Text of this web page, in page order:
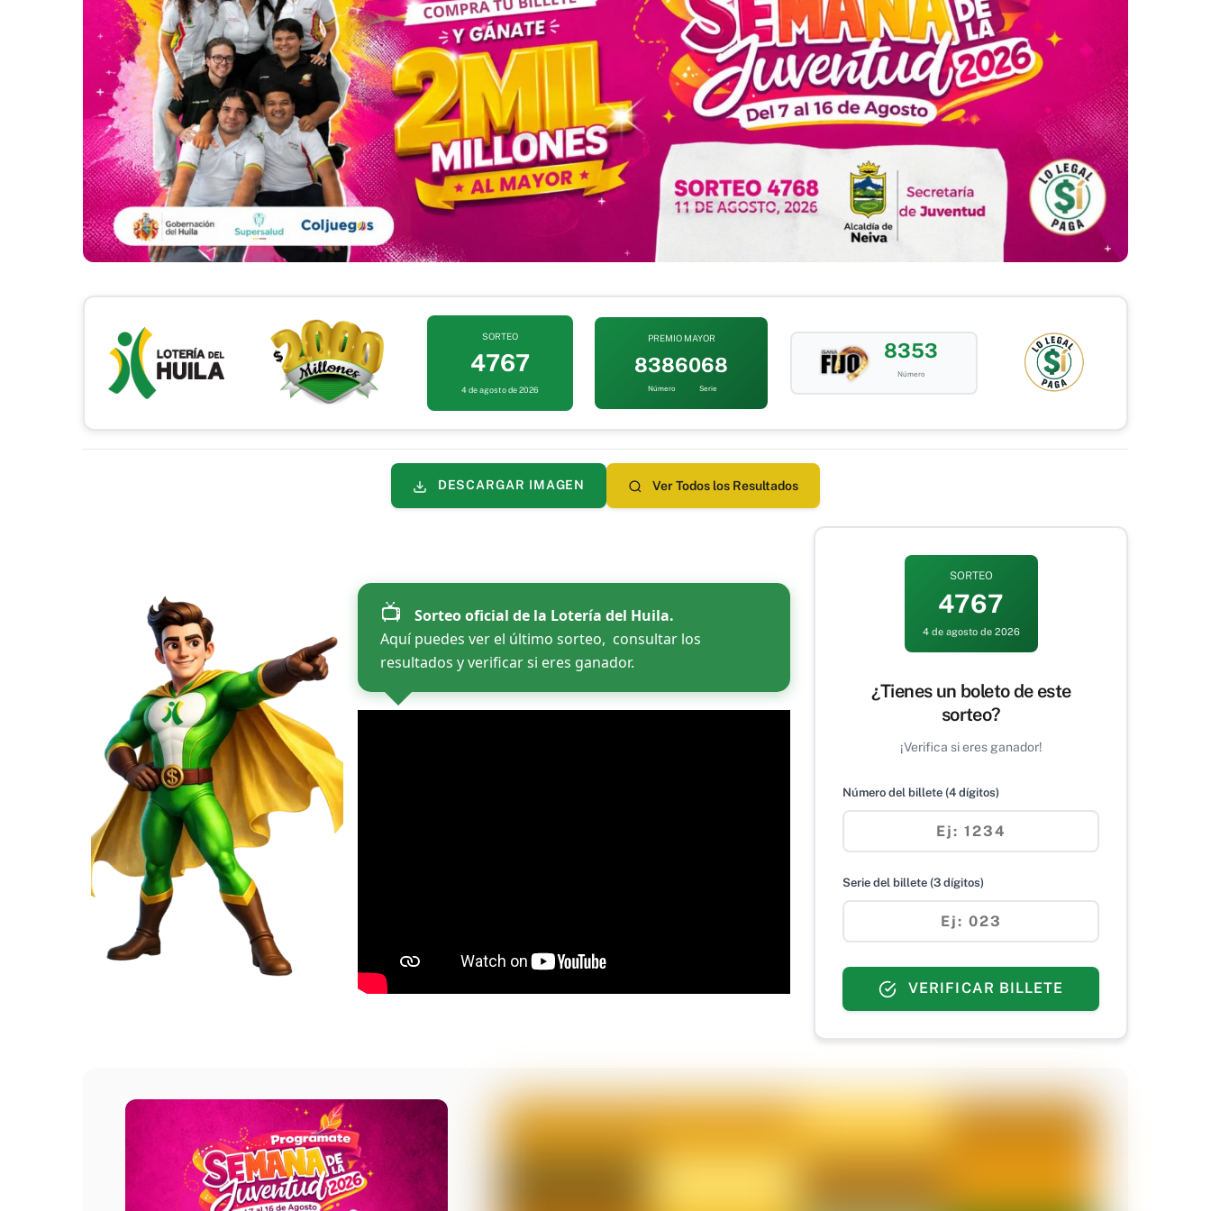
SORTEO
4767
4 de agosto de 2026
PREMIO MAYOR
8386
Número
068
Serie
8353
Número
DESCARGAR IMAGEN Ver Todos los Resultados
📺
Sorteo oficial de la Lotería del Huila.
Aquí puedes ver el último sorteo, consultar los
resultados y verificar si eres ganador.
SORTEO
4767
4 de agosto de 2026
¿Tienes un boleto de este
sorteo?
¡Verifica si eres ganador!
Número del billete (4 dígitos)
Serie del billete (3 dígitos)
VERIFICAR BILLETE